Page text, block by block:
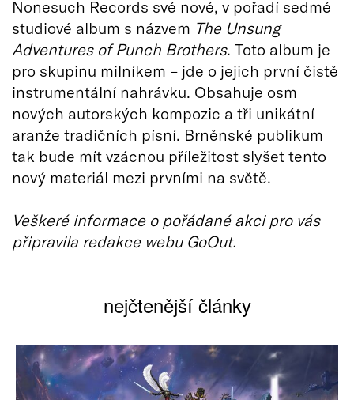
Nonesuch Records své nové, v pořadí sedmé
studiové album s názvem The Unsung
Adventures of Punch Brothers. Toto album je
pro skupinu milníkem – jde o jejich první čistě
instrumentální nahrávku. Obsahuje osm
nových autorských kompozic a tři unikátní
aranže tradičních písní. Brněnské publikum
tak bude mít vzácnou příležitost slyšet tento
nový materiál mezi prvními na světě.
Veškeré informace o pořádané akci pro vás
připravila redakce webu GoOut.
nejčtenější články